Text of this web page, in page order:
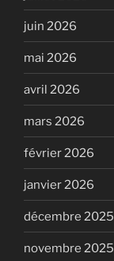
juin 2026
mai 2026
avril 2026
mars 2026
février 2026
janvier 2026
décembre 2025
novembre 2025